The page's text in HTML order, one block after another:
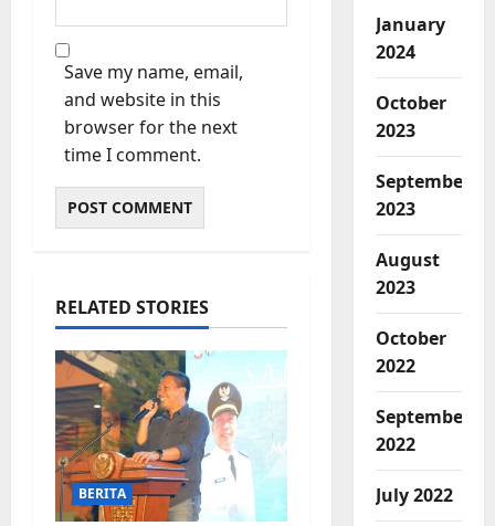
Save my name, email,
and website in this
browser for the next
time I comment.
RELATED STORIES
BERITA
January
2024
October
2023
September
2023
August
2023
October
2022
September
2022
July 2022